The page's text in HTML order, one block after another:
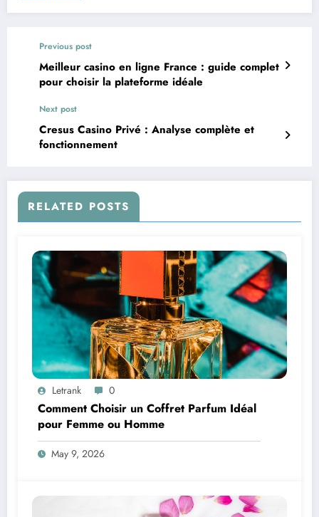
Previous post
Meilleur casino en ligne France : guide complet
pour choisir la plateforme idéale
Next post
Cresus Casino Privé : Analyse complète et
fonctionnement
RELATED POSTS
Letrank 0
Comment Choisir un Coffret Parfum Idéal
pour Femme ou Homme
May 9, 2026